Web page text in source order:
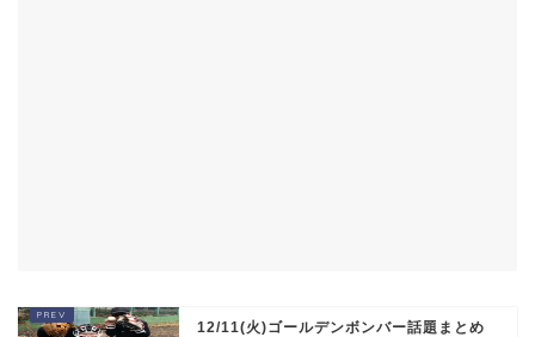
12/11(火)ゴールデンボンバー話題まとめ